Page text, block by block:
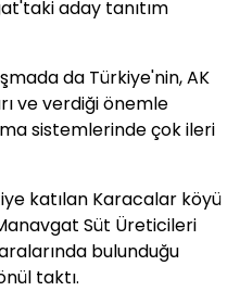
aday tanıtım
da Türkiye'nin, AK
ve verdiği önemle
sistemlerinde çok ileri
katılan Karacalar köyü
Süt Üreticileri
bulunduğu
taktı.